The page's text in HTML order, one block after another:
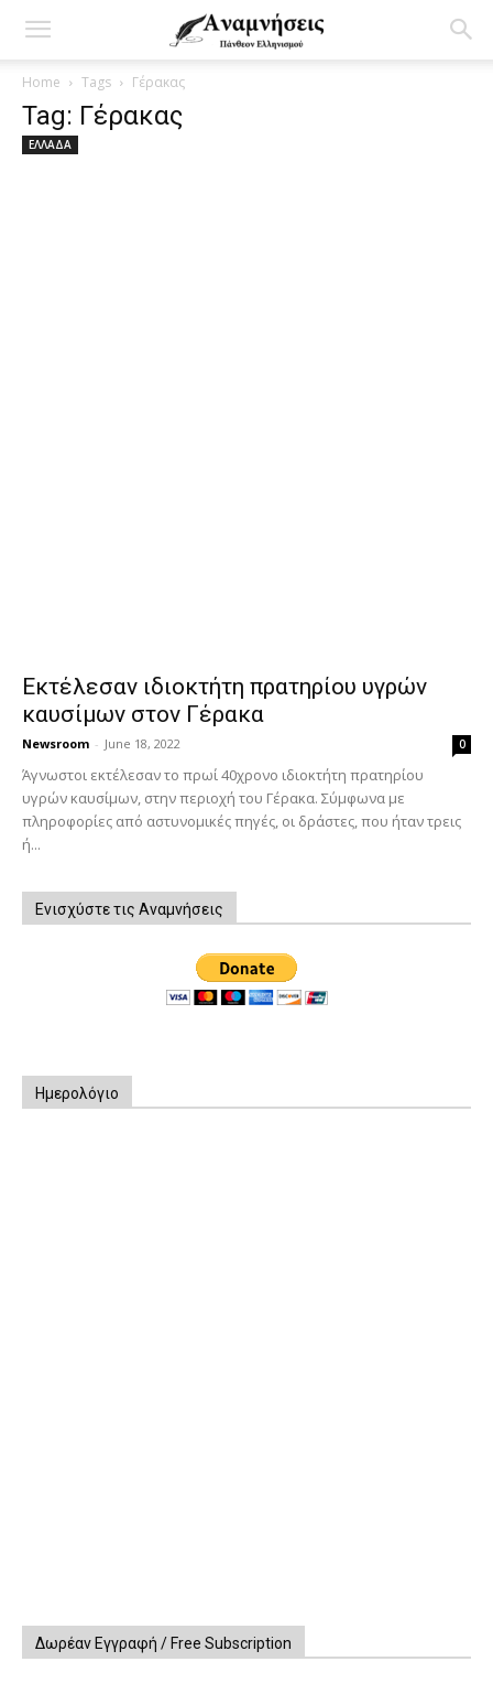
Home Tags Γέρακας
Tag: Γέρακας
ΕΛΛΑΔΑ
Εκτέλεσαν ιδιοκτήτη πρατηρίου υγρών
καυσίμων στον Γέρακα
Newsroom - June 18, 2022 0
Άγνωστοι εκτέλεσαν το πρωί 40χρονο ιδιοκτήτη πρατηρίου
υγρών καυσίμων, στην περιοχή του Γέρακα. Σύμφωνα με
πληροφορίες από αστυνομικές πηγές, οι δράστες, που ήταν τρεις
ή...
Ενισχύστε τις Αναμνήσεις
Ημερολόγιο
Δωρέαν Εγγραφή / Free Subscription